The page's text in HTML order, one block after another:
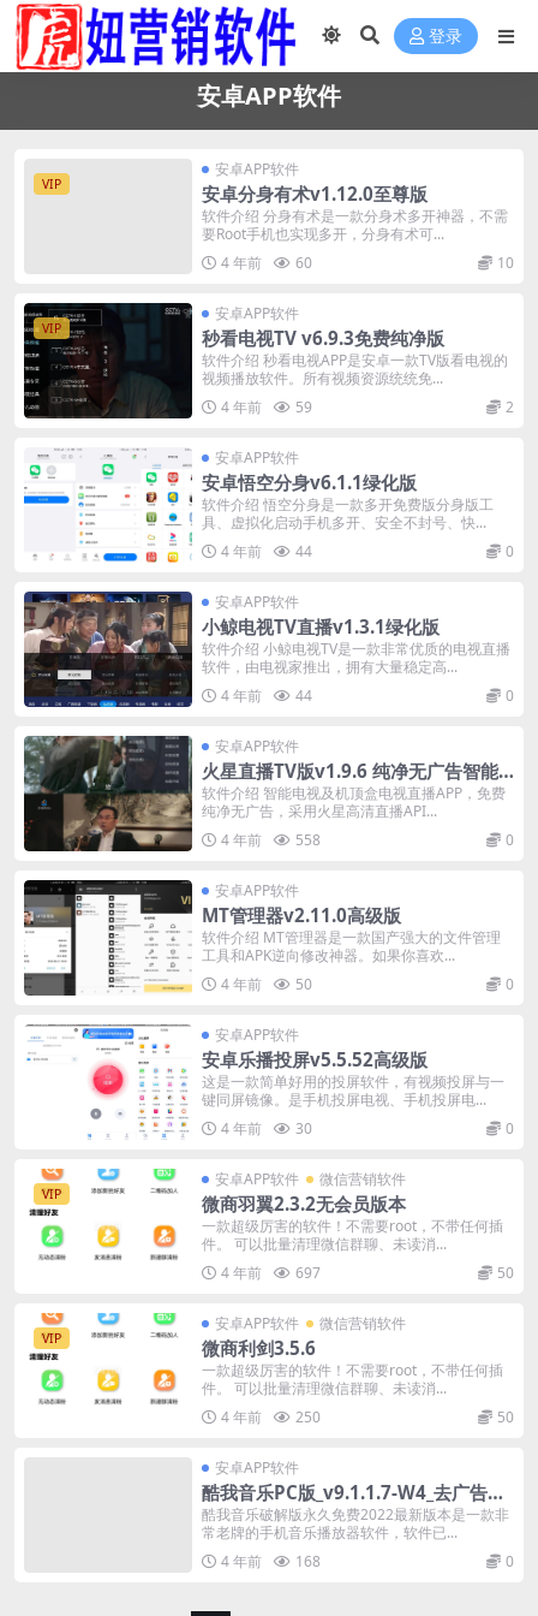
登录
安卓APP软件
VIP
安卓APP软件
安卓分身有术v1.12.0至尊版
软件介绍 分身有术是一款分身术多开神器，不需
要Root手机也实现多开，分身有术可...
4 年前
60 10
VIP
安卓APP软件
秒看电视TV v6.9.3免费纯净版
软件介绍 秒看电视APP是安卓一款TV版看电视的
视频播放软件。所有视频资源统统免...
4 年前
59 2
安卓APP软件
安卓悟空分身v6.1.1绿化版
软件介绍 悟空分身是一款多开免费版分身版工
具、虚拟化启动手机多开、安全不封号、快...
4 年前
44 0
安卓APP软件
小鲸电视TV直播v1.3.1绿化版
软件介绍 小鲸电视TV是一款非常优质的电视直播
软件，由电视家推出，拥有大量稳定高...
4 年前
44 0
安卓APP软件
火星直播TV版v1.9.6 纯净无广告智能
电视及机顶盒电视
软件介绍 智能电视及机顶盒电视直播APP，免费
纯净无广告，采用火星高清直播API...
4 年前
558 0
安卓APP软件
MT管理器v2.11.0高级版
软件介绍 MT管理器是一款国产强大的文件管理
工具和APK逆向修改神器。如果你喜欢...
4 年前
50 0
安卓APP软件
安卓乐播投屏v5.5.52高级版
这是一款简单好用的投屏软件，有视频投屏与一
键同屏镜像。是手机投屏电视、手机投屏电...
4 年前
30 0
VIP
安卓APP软件 微信营销软件
微商羽翼2.3.2无会员版本
一款超级厉害的软件！不需要root，不带任何插
件。 可以批量清理微信群聊、未读消...
4 年前
697 50
VIP
安卓APP软件 微信营销软件
微商利剑3.5.6
一款超级厉害的软件！不需要root，不带任何插
件。 可以批量清理微信群聊、未读消...
4 年前
250 50
安卓APP软件
酷我音乐PC版_v9.1.1.7-W4_去广告破
解豪华VIP绿色版
酷我音乐破解版永久免费2022最新版本是一款非
常老牌的手机音乐播放器软件，软件已...
4 年前
168 0